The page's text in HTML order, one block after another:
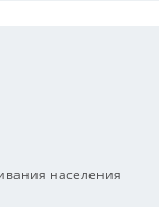
населения